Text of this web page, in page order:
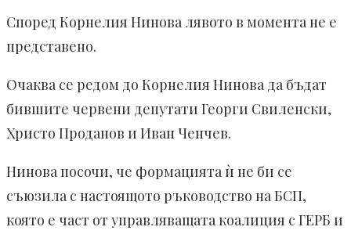
Според Корнелия Нинова лявото в момента не е
представено.
Очаква се редом до Корнелия Нинова да бъдат
бившите червени депутати Георги Свиленски,
Христо Проданов и Иван Ченчев.
Нинова посочи, че формацията ѝ не би се
съюзила с настоящото ръководство на БСП,
която е част от управляващата коалиция с ГЕРБ и